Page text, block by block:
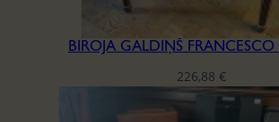
BIROJA GALDIŅŠ
226,88 €